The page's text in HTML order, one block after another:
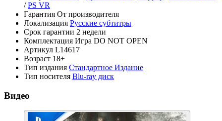
/PS VR
Гарантия От производителя
Локализация Русские субтитры
Срок гарантии 2 недели
Комплектация Игра DO NOT OPEN
Артикул L14617
Возраст 18+
Тип издания Стандартное Издание
Тип носителя Blu-ray диск
Видео